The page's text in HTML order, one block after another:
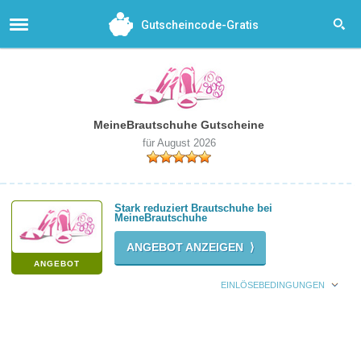
Gutscheincode-Gratis
MeineBrautschuhe Gutscheine
für August 2026
ANGEBOT
Stark reduziert Brautschuhe bei
MeineBrautschuhe
ANGEBOT ANZEIGEN ⟩
EINLÖSEBEDINGUNGEN